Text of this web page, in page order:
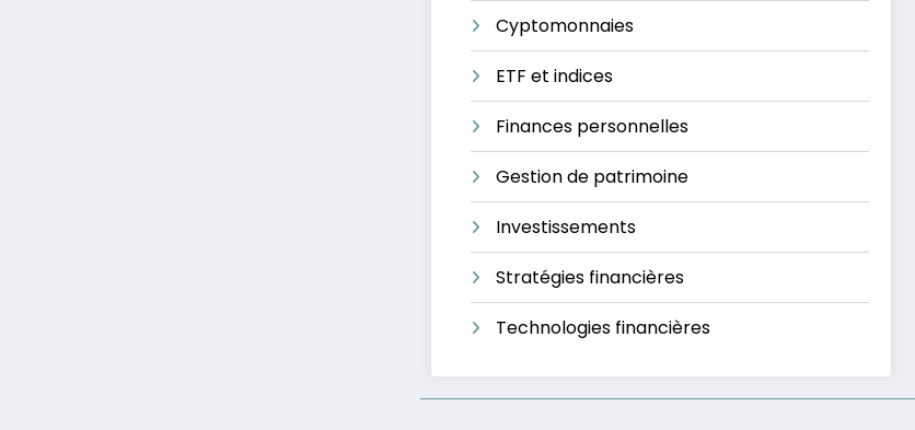
Cyptomonnaies
ETF et indices
Finances personnelles
Gestion de patrimoine
Investissements
Stratégies financières
Technologies financières